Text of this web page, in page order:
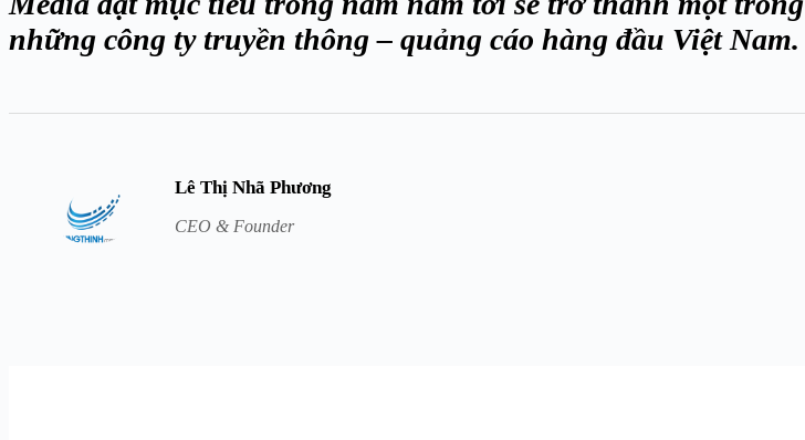
những công ty truyền thông – quảng cáo hàng đầu Việt Nam.
Lê Thị Nhã Phương
CEO & Founder